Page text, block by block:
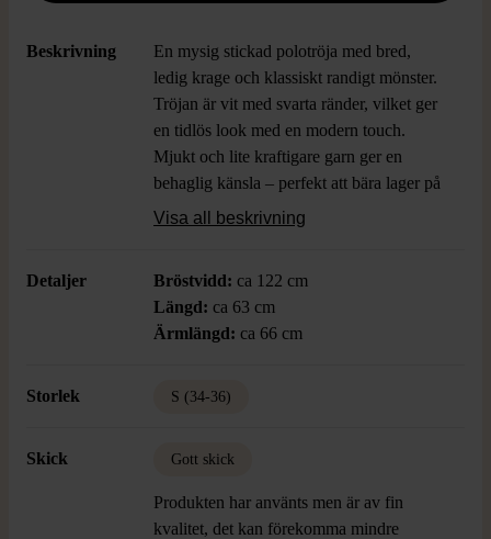
Beskrivning
En mysig stickad polotröja med bred,
ledig krage och klassiskt randigt mönster.
Tröjan är vit med svarta ränder, vilket ger
en tidlös look med en modern touch.
Mjukt och lite kraftigare garn ger en
behaglig känsla – perfekt att bära lager på
lager.
Visa all beskrivning
Detaljer Bröstvidd: ca 122 cm
Längd: ca 63 cm
Ärmlängd: ca 66 cm
Storlek S (34-36)
Skick Gott skick
Produkten har använts men är av fin
kvalitet, det kan förekomma mindre